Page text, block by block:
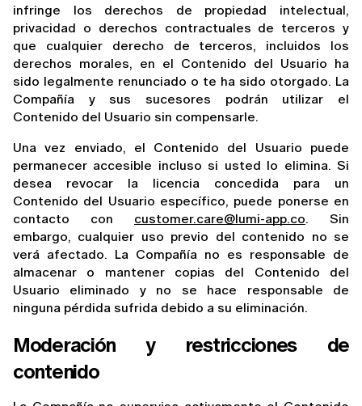
infringe los derechos de propiedad intelectual,
privacidad o derechos contractuales de terceros y
que cualquier derecho de terceros, incluidos los
derechos morales, en el Contenido del Usuario ha
sido legalmente renunciado o te ha sido otorgado. La
Compañía y sus sucesores podrán utilizar el
Contenido del Usuario sin compensarle.
Una vez enviado, el Contenido del Usuario puede
permanecer accesible incluso si usted lo elimina. Si
desea revocar la licencia concedida para un
Contenido del Usuario específico, puede ponerse en
contacto con customer.care@lumi-app.co. Sin
embargo, cualquier uso previo del contenido no se
verá afectado. La Compañía no es responsable de
almacenar o mantener copias del Contenido del
Usuario eliminado y no se hace responsable de
ninguna pérdida sufrida debido a su eliminación.
Moderación y restricciones de
contenido